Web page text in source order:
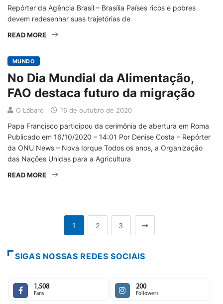
Repórter da Agência Brasil – Brasília Países ricos e pobres
devem redesenhar suas trajetórias de
READ MORE
MUNDO
No Dia Mundial da Alimentação,
FAO destaca futuro da migração
O Lábaro 16 de outubro de 2020
Papa Francisco participou da cerimônia de abertura em Roma
Publicado em 16/10/2020 – 14:01 Por Denise Costa – Repórter
da ONU News – Nova Iorque Todos os anos, a Organização
das Nações Unidas para a Agricultura
READ MORE
1 2 3
SIGAS NOSSAS REDES SOCIAIS
1,508
Fans
200
Followers